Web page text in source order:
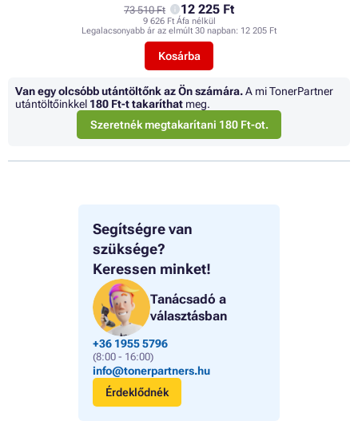
Segítségre van
szüksége?
Keressen minket!
Tanácsadó a
választásban
+36 1955 5796
(8:00 - 16:00)
info@tonerpartners.hu
Érdeklődnék
73 510 Ft 12 225 Ft
9 626 Ft Áfa nélkül
Legalacsonyabb ár az elmúlt 30 napban: 12 205 Ft
Kosárba
Van egy olcsóbb utántöltőnk az Ön számára.A mi TonerPartner
utántöltőinkkel 180 Ft-t takaríthat meg.
Szeretnék megtakarítani 180 Ft-ot.